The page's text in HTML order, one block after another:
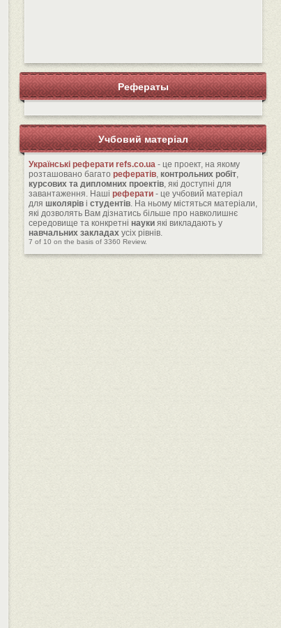
Рефераты
Учбовий матеріал
Українські реферати refs.co.ua - це проект, на якому
розташовано багато рефератів, контрольних робіт,
курсових та дипломних проектів, які доступні для
завантаження. Наші реферати - це учбовий матеріал
для школярів і студентів. На ньому містяться матеріали,
які дозволять Вам дізнатись більше про навколишнє
середовище та конкретні науки які викладають у
навчальних закладах усіх рівнів.
7 of 10 on the basis of 3360 Review.